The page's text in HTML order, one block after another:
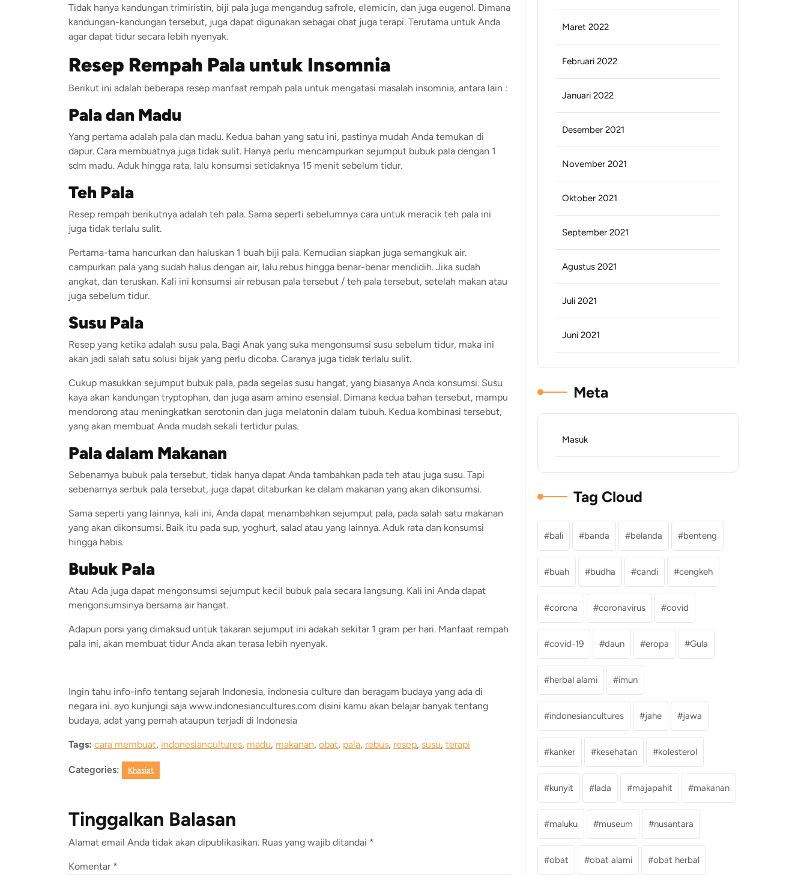
Tidak hanya kandungan trimiristin, biji pala juga mengandug safrole, elemicin, dan juga eugenol. Dimana
kandungan-kandungan tersebut, juga dapat digunakan sebagai obat juga terapi. Terutama untuk Anda
agar dapat tidur secara lebih nyenyak.
Resep Rempah Pala untuk Insomnia
Berikut ini adalah beberapa resep manfaat rempah pala untuk mengatasi masalah insomnia, antara lain :
Pala dan Madu
Yang pertama adalah pala dan madu. Kedua bahan yang satu ini, pastinya mudah Anda temukan di
dapur. Cara membuatnya juga tidak sulit. Hanya perlu mencampurkan sejumput bubuk pala dengan 1
sdm madu. Aduk hingga rata, lalu konsumsi setidaknya 15 menit sebelum tidur.
Teh Pala
Resep rempah berikutnya adalah teh pala. Sama seperti sebelumnya cara untuk meracik teh pala ini
juga tidak terlalu sulit.
Pertama-tama hancurkan dan haluskan 1 buah biji pala. Kemudian siapkan juga semangkuk air.
campurkan pala yang sudah halus dengan air, lalu rebus hingga benar-benar mendidih. Jika sudah
angkat, dan teruskan. Kali ini konsumsi air rebusan pala tersebut / teh pala tersebut, setelah makan atau
juga sebelum tidur.
Susu Pala
Resep yang ketika adalah susu pala. Bagi Anak yang suka mengonsumsi susu sebelum tidur, maka ini
akan jadi salah satu solusi bijak yang perlu dicoba. Caranya juga tidak terlalu sulit.
Cukup masukkan sejumput bubuk pala, pada segelas susu hangat, yang biasanya Anda konsumsi. Susu
kaya akan kandungan tryptophan, dan juga asam amino esensial. Dimana kedua bahan tersebut, mampu
mendorong atau meningkatkan serotonin dan juga melatonin dalam tubuh. Kedua kombinasi tersebut,
yang akan membuat Anda mudah sekali tertidur pulas.
Pala dalam Makanan
Sebenarnya bubuk pala tersebut, tidak hanya dapat Anda tambahkan pada teh atau juga susu. Tapi
sebenarnya serbuk pala tersebut, juga dapat ditaburkan ke dalam makanan yang akan dikonsumsi.
Sama seperti yang lainnya, kali ini, Anda dapat menambahkan sejumput pala, pada salah satu makanan
yang akan dikonsumsi. Baik itu pada sup, yoghurt, salad atau yang lainnya. Aduk rata dan konsumsi
hingga habis.
Bubuk Pala
Atau Ada juga dapat mengonsumsi sejumput kecil bubuk pala secara langsung. Kali ini Anda dapat
mengonsumsinya bersama air hangat.
Adapun porsi yang dimaksud untuk takaran sejumput ini adakah sekitar 1 gram per hari. Manfaat rempah
pala ini, akan membuat tidur Anda akan terasa lebih nyenyak.
Ingin tahu info-info tentang sejarah Indonesia, indonesia culture dan beragam budaya yang ada di
negara ini. ayo kunjungi saja www.indonesiancultures.com disini kamu akan belajar banyak tentang
budaya, adat yang pernah ataupun terjadi di Indonesia
Tags: cara membuat, indonesiancultures, madu, makanan, obat, pala, rebus, resep, susu, terapi
Categories: Khasiat
Tinggalkan Balasan
Alamat email Anda tidak akan dipublikasikan. Ruas yang wajib ditandai *
Komentar *
Maret 2022
Februari 2022
Januari 2022
Desember 2021
November 2021
Oktober 2021
September 2021
Agustus 2021
Juli 2021
Juni 2021
Meta
Masuk
Tag Cloud
bali banda belanda benteng
buah budha candi cengkeh
corona coronavirus covid
covid-19 daun eropa Gula
herbal alami imun
indonesiancultures jahe jawa
kanker kesehatan kolesterol
kunyit lada majapahit makanan
maluku museum nusantara
obat obat alami obat herbal